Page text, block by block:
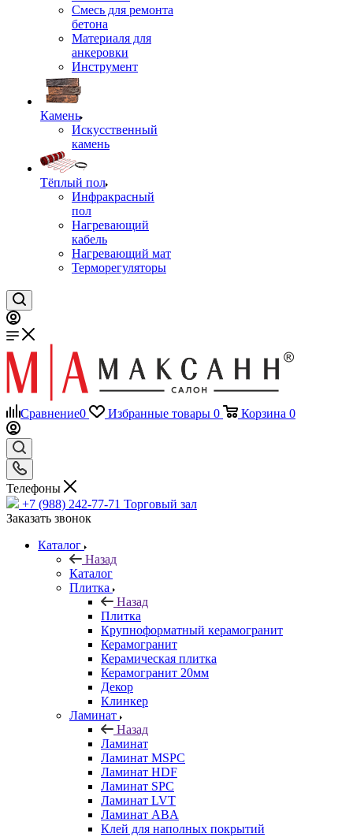
Смесь для ремонта
бетона
Материаля для
анкеровки
Инструмент
Камень
Искусственный
камень
Тёплый пол
Инфракрасный
пол
Нагревающий
кабель
Нагревающий мат
Терморегуляторы
Сравнение0 Избранные товары 0 Корзина 0
Телефоны
+7 (988) 242-77-71 Торговый зал
Заказать звонок
Каталог
Назад
Каталог
Плитка
Назад
Плитка
Крупноформатный керамогранит
Керамогранит
Керамическая плитка
Керамогранит 20мм
Декор
Клинкер
Ламинат
Назад
Ламинат
Ламинат MSPC
Ламинат HDF
Ламинат SPC
Ламинат LVT
Ламинат ABA
Клей для наполных покрытий